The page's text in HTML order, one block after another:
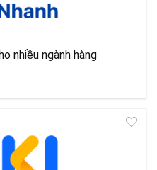
nhiều ngành hàng